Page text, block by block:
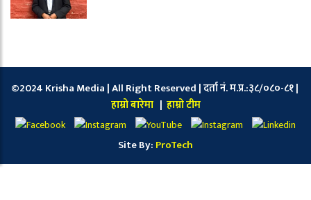
©2024 Krisha Media | All Right Reserved | दर्ता नं. म.प्र.:३८/०८०-८१ |
हाम्रो बारेमा | हाम्रो टीम
Site By: ProTech